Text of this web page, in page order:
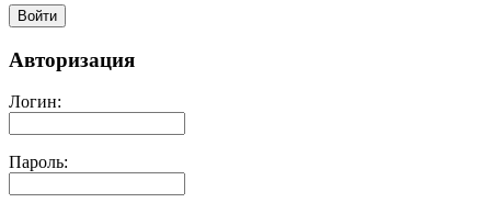
Войти
Авторизация
Логин:
Пароль: